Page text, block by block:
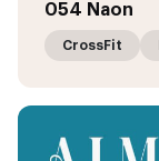
054 Naon
CrossFit